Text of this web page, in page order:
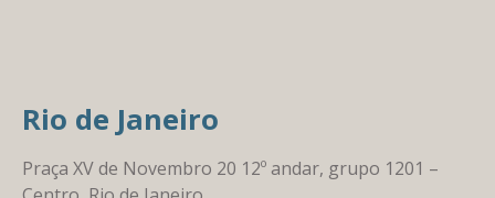
Rio de Janeiro
Praça XV de Novembro 20 12º andar, grupo 1201 –